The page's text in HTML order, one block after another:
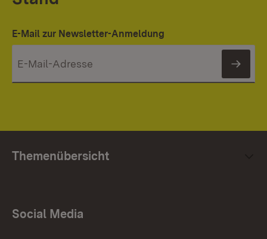
E-Mail zur Newsletter-Anmeldung
Themenübersicht
Social Media